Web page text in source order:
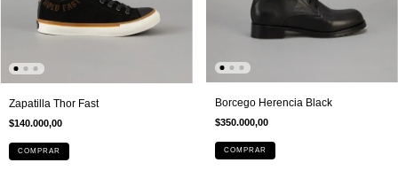
Zapatilla Thor Fast
$140.000,00
COMPRAR
Borcego Herencia Black
$350.000,00
COMPRAR